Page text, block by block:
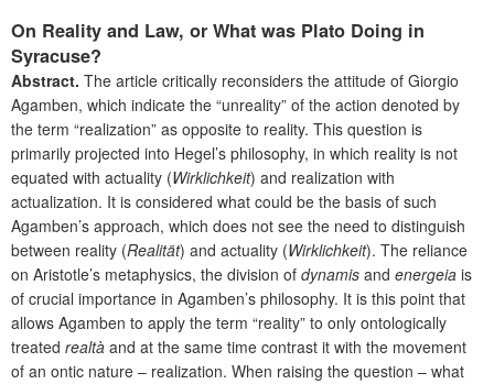
On Reality and Law, or What was Plato Doing in
Syracuse?
Abstract. The article critically reconsiders the attitude of Giorgio
Agamben, which indicate the “unreality” of the action denoted by
the term “realization” as opposite to reality. This question is
primarily projected into Hegel’s philosophy, in which reality is not
equated with actuality (Wirklichkeit) and realization with
actualization. It is considered what could be the basis of such
Agamben’s approach, which does not see the need to distinguish
between reality (Realität) and actuality (Wirklichkeit). The reliance
on Aristotle’s metaphysics, the division of dynamis and energeia is
of crucial importance in Agamben’s philosophy. It is this point that
allows Agamben to apply the term “reality” to only ontologically
treated realtà and at the same time contrast it with the movement
of an ontic nature – realization. When raising the question – what